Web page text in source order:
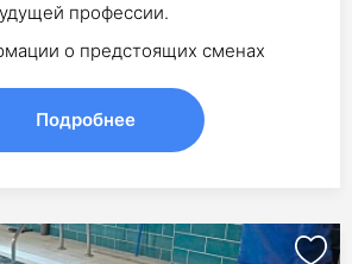
профессии.
о предстоящих сменах
Подробнее